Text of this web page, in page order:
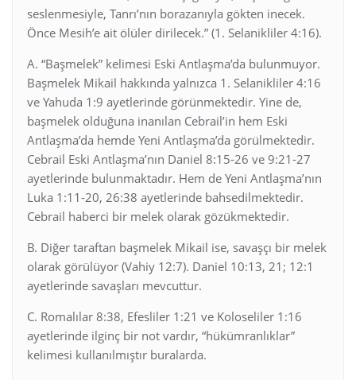
seslenmesiyle, Tanrı’nın borazanıyla gökten inecek.
Önce Mesih’e ait ölüler dirilecek.” (1. Selanikliler 4:16).
A. “Başmelek” kelimesi Eski Antlaşma’da bulunmuyor.
Başmelek Mikail hakkında yalnızca 1. Selanikliler 4:16
ve Yahuda 1:9 ayetlerinde görünmektedir. Yine de,
başmelek olduğuna inanılan Cebrail’in hem Eski
Antlaşma’da hemde Yeni Antlaşma’da görülmektedir.
Cebrail Eski Antlaşma’nın Daniel 8:15-26 ve 9:21-27
ayetlerinde bulunmaktadır. Hem de Yeni Antlaşma’nın
Luka 1:11-20, 26:38 ayetlerinde bahsedilmektedir.
Cebrail haberci bir melek olarak gözükmektedir.
B. Diğer taraftan başmelek Mikail ise, savaşçı bir melek
olarak görülüyor (Vahiy 12:7). Daniel 10:13, 21; 12:1
ayetlerinde savaşları mevcuttur.
C. Romalılar 8:38, Efesliler 1:21 ve Koloseliler 1:16
ayetlerinde ilginç bir not vardır, “hükümranlıklar”
kelimesi kullanılmıştır buralarda.